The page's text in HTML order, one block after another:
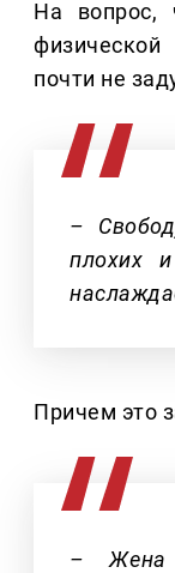
На вопрос,
почти не
–
плохих
Причем это
– Жена